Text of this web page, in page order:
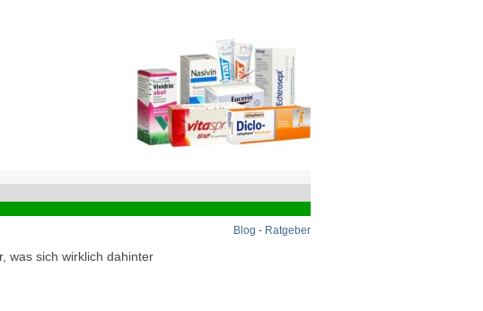
Blog - Ratgeber
was sich wirklich dahinter